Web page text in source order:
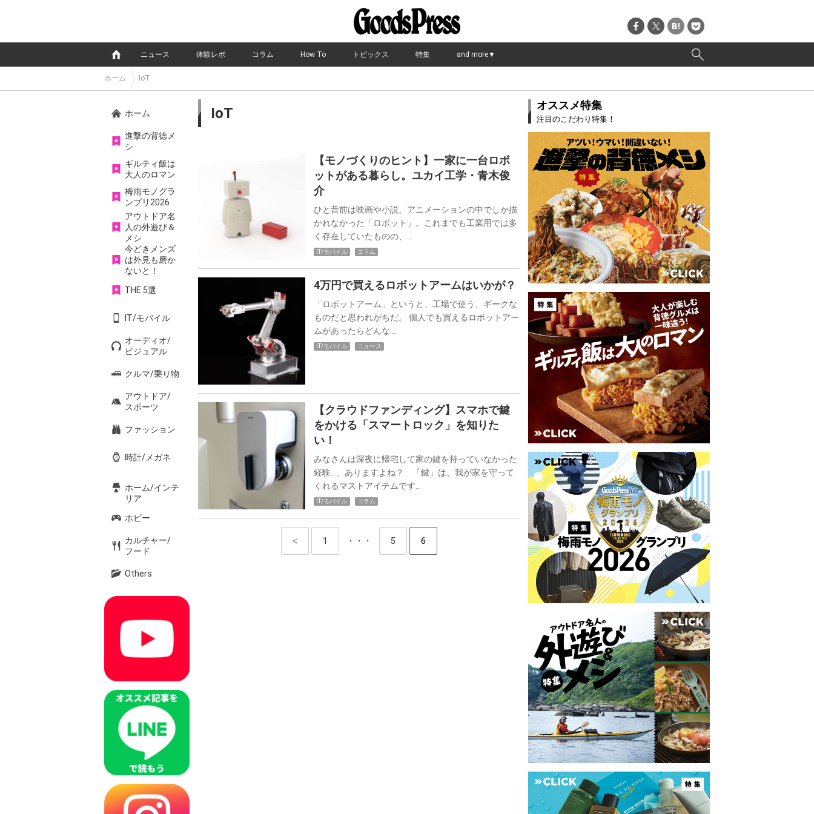
ニュース 体験レポ コラム How To トピックス 特集 and more▼
ホーム IoT
ホーム
進撃の背徳メ
シ
ギルティ飯は
大人のロマン
梅雨モノグラ
ンプリ2026
アウトドア名
人の外遊び＆
メシ
今どきメンズ
は外見も磨か
ないと！
THE 5選
IT/モバイル
オーディオ/
ビジュアル
クルマ/乗り物
アウトドア/
スポーツ
ファッション
時計/メガネ
ホーム/インテ
リア
ホビー
カルチャー/
フード
Others
IoT
【モノづくりのヒント】一家に一台ロボ
ットがある暮らし。ユカイ工学・青木俊
介
ひと昔前は映画や小説、アニメーションの中でしか描
かれなかった「ロボット」。これまでも工業用では多
く存在していたものの、…
IT/モバイル コラム
4万円で買えるロボットアームはいかが？
「ロボットアーム」というと、工場で使う、ギークな
ものだと思われがちだ。 個人でも買えるロボットアー
ムがあったらどんな…
IT/モバイル ニュース
【クラウドファンディング】スマホで鍵
をかける「スマートロック」を知りた
い！
みなさんは深夜に帰宅して家の鍵を持っていなかった
経験…、ありますよね？ 「鍵」は、我が家を守って
くれるマストアイテムです…
IT/モバイル コラム
page
1 ・・・ page
5 page
6
オススメ特集
注目のこだわり特集！